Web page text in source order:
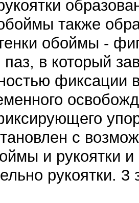
также
обоймы -
в который
фиксации
с
и рукоятки
рукоятки.